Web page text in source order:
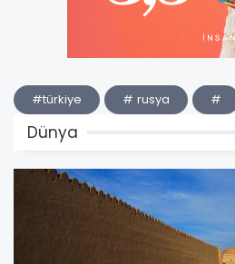
#türkiye # rusya #
Dünya